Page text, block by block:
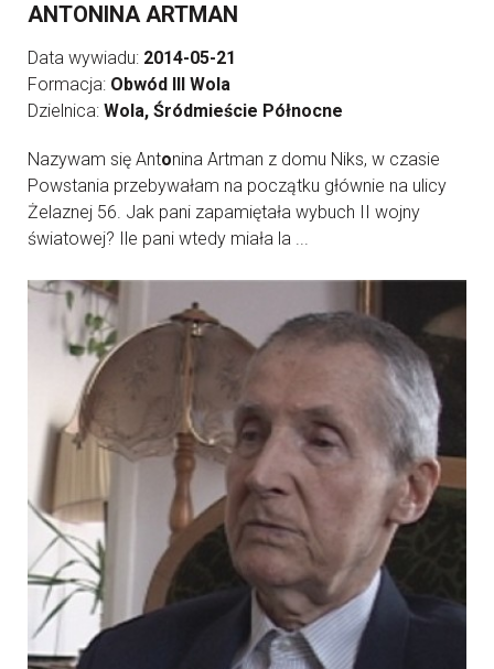
ANTONINA ARTMAN
Data wywiadu: 2014-05-21
Formacja: Obwód III Wola
Dzielnica: Wola, Śródmieście Północne
Nazywam się Antonina Artman z domu Niks, w czasie
Powstania przebywałam na początku głównie na ulicy
Żelaznej 56. Jak pani zapamiętała wybuch II wojny
światowej? Ile pani wtedy miała la ...